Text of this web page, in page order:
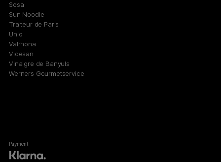
Sosa
Sun Noodle
Traiteur de Paris
Unio
Valrhona
Videsan
Vinaigre de Banyuls
Werners Gourmetservice
Payment